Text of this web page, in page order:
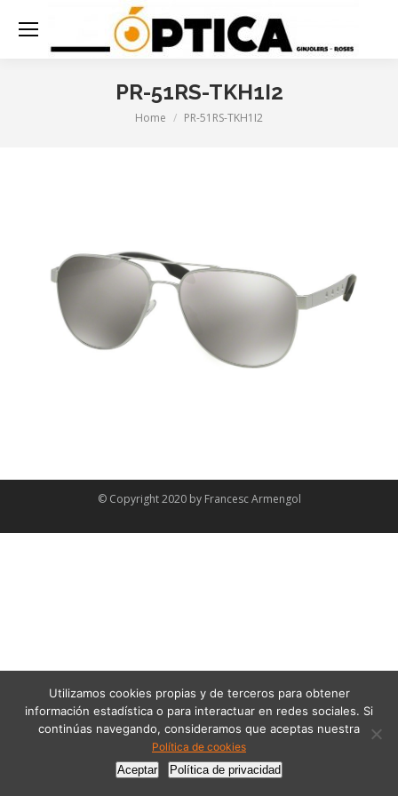
PR-51RS-TKH1I2
You are here:
Home PR-51RS-TKH1I2
© Copyright 2020 by Francesc Armengol
Utilizamos cookies propias y de terceros para obtener
información estadística o para interactuar en redes sociales. Si
continúas navegando, consideramos que aceptas nuestra
Política de cookies
Aceptar
Política de privacidad